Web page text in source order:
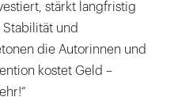
stärkt langfristig
und
die Autorinnen und
kostet Geld –